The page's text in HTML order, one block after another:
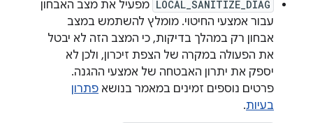
LOCAL_SANITIZE_DIAG מפעיל את מצב האבחון
עבור אמצעי החיטוי. מומלץ להשתמש במצב
אבחון רק במהלך בדיקות, כי המצב הזה לא יבטל
את הפעולה במקרה של הצפת זיכרון, ולכן לא
יספק את יתרון האבטחה של אמצעי ההגנה.
פרטים נוספים זמינים במאמר בנושא פתרון
בעיות.